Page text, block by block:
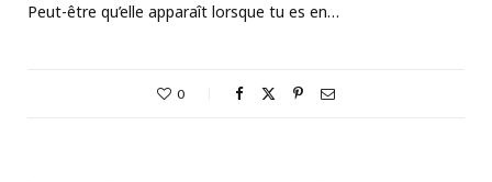
Peut-être qu’elle apparaît lorsque tu es en…
0